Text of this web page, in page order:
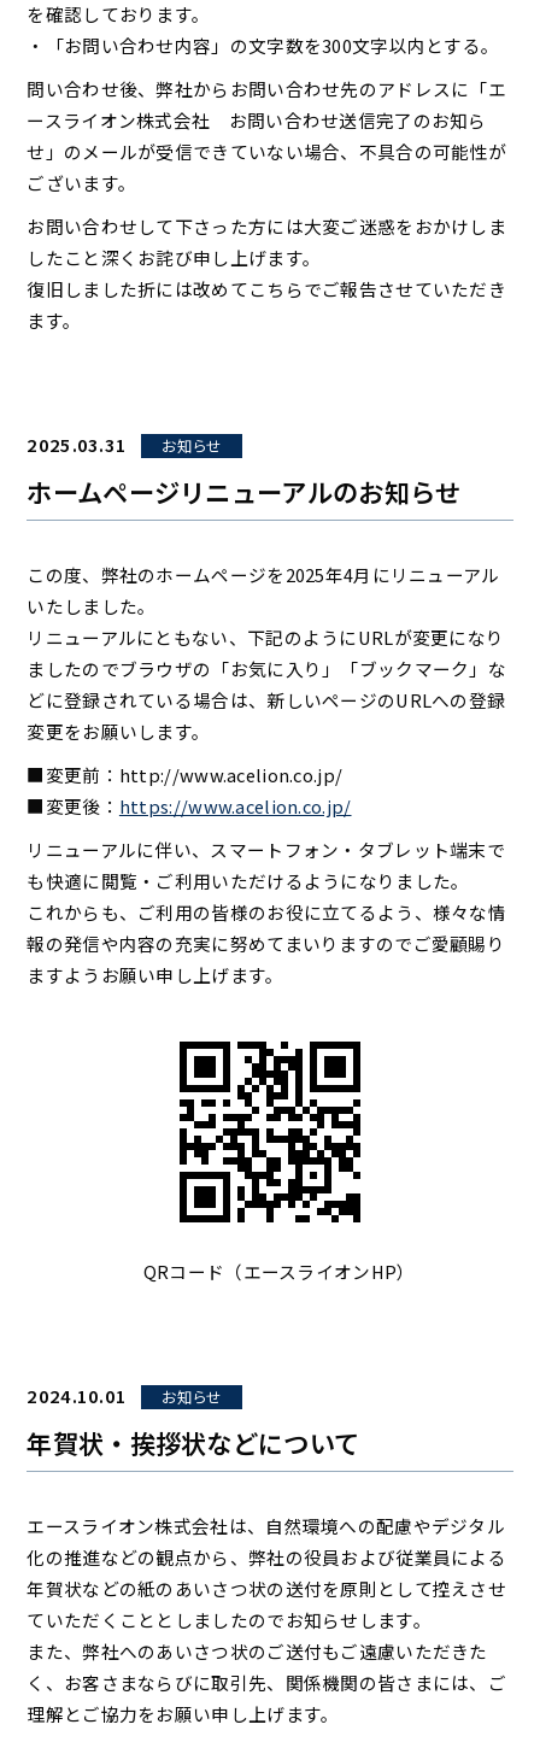
を確認しております。
・「お問い合わせ内容」の文字数を300文字以内とする。
問い合わせ後、弊社からお問い合わせ先のアドレスに「エ
ースライオン株式会社 お問い合わせ送信完了のお知ら
せ」のメールが受信できていない場合、不具合の可能性が
ございます。
お問い合わせして下さった方には大変ご迷惑をおかけしま
したこと深くお詫び申し上げます。
復旧しました折には改めてこちらでご報告させていただき
ます。
2025.03.31 お知らせ
ホームページリニューアルのお知らせ
この度、弊社のホームページを2025年4月にリニューアル
いたしました。
リニューアルにともない、下記のようにURLが変更になり
ましたのでブラウザの「お気に入り」「ブックマーク」な
どに登録されている場合は、新しいページのURLへの登録
変更をお願いします。
■変更前：http://www.acelion.co.jp/
■変更後： https://www.acelion.co.jp/
リニューアルに伴い、スマートフォン・タブレット端末で
も快適に閲覧・ご利用いただけるようになりました。
これからも、ご利用の皆様のお役に立てるよう、様々な情
報の発信や内容の充実に努めてまいりますのでご愛顧賜り
ますようお願い申し上げます。
QRコード（エースライオンHP）
2024.10.01 お知らせ
年賀状・挨拶状などについて
エースライオン株式会社は、自然環境への配慮やデジタル
化の推進などの観点から、弊社の役員および従業員による
年賀状などの紙のあいさつ状の送付を原則として控えさせ
ていただくこととしましたのでお知らせします。
また、弊社へのあいさつ状のご送付もご遠慮いただきた
く、お客さまならびに取引先、関係機関の皆さまには、ご
理解とご協力をお願い申し上げます。